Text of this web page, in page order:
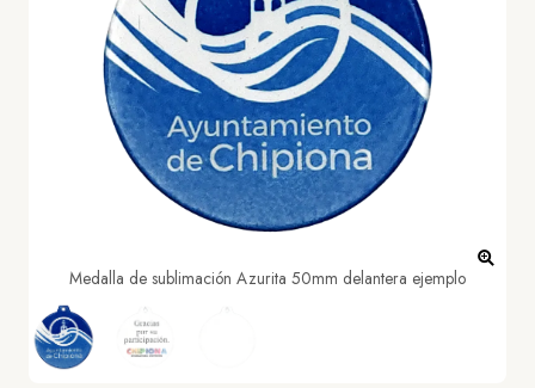
Medalla de sublimación Azurita 50mm delantera ejemplo